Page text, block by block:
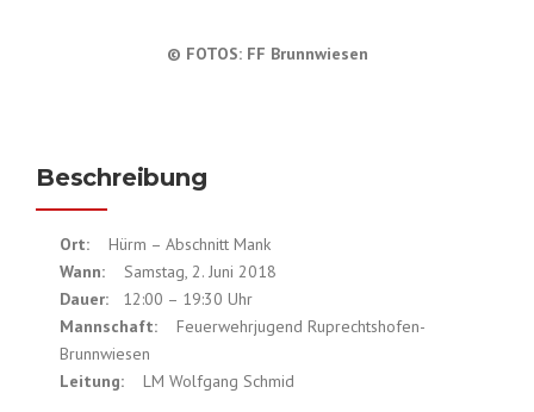
© FOTOS: FF Brunnwiesen
Beschreibung
Ort: Hürm – Abschnitt Mank
Wann: Samstag, 2. Juni 2018
Dauer: 12:00 – 19:30 Uhr
Mannschaft: Feuerwehrjugend Ruprechtshofen-
Brunnwiesen
Leitung: LM Wolfgang Schmid